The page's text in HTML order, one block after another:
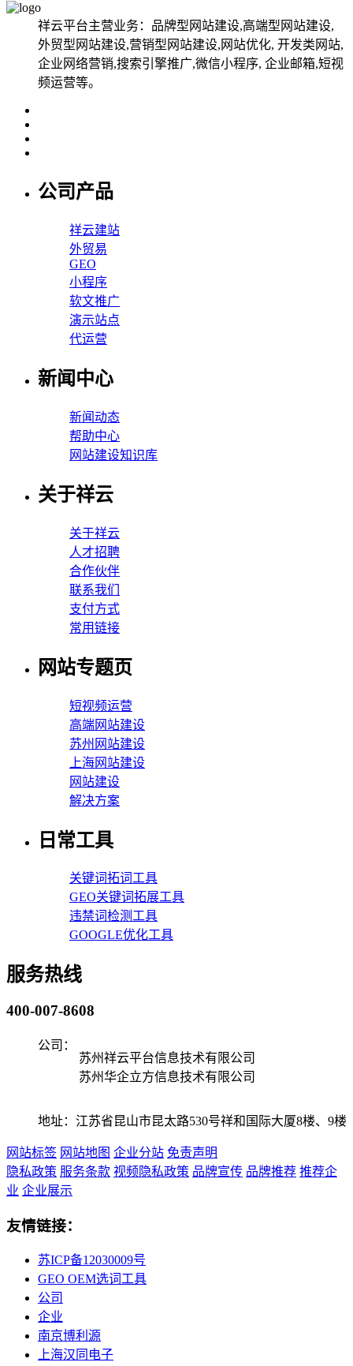
祥云平台主营业务：品牌型网站建设,高端型网站建设,
外贸型网站建设,营销型网站建设,网站优化, 开发类网站,
企业网络营销,搜索引擎推广,微信小程序, 企业邮箱,短视
频运营等。
公司产品
祥云建站
外贸易
GEO
小程序
软文推广
演示站点
代运营
新闻中心
新闻动态
帮助中心
网站建设知识库
关于祥云
关于祥云
人才招聘
合作伙伴
联系我们
支付方式
常用链接
网站专题页
短视频运营
高端网站建设
苏州网站建设
上海网站建设
网站建设
解决方案
日常工具
关键词拓词工具
GEO关键词拓展工具
违禁词检测工具
GOOGLE优化工具
服务热线
400-007-8608
公司：
苏州祥云平台信息技术有限公司
苏州华企立方信息技术有限公司
地址：江苏省昆山市昆太路530号祥和国际大厦8楼、9楼
网站标签 网站地图 企业分站 免责声明
隐私政策 服务条款 视频隐私政策 品牌宣传 品牌推荐 推荐企
业 企业展示
友情链接：
苏ICP备12030009号
GEO OEM选词工具
公司
企业
南京博利源
上海汉同电子